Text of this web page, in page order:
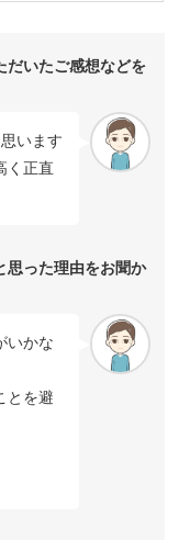
だいたご感想などを
います
く正直
思った理由をお聞か
いかな
とを避